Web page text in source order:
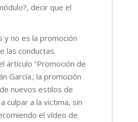
decir que el
y no es la promoción
las conductas.
artículo “Promoción de
García.; la promoción
nuevos estilos de
culpar a la víctima, sin
el vídeo de